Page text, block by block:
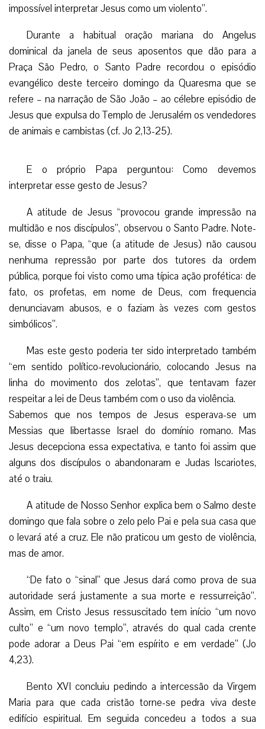
impossível interpretar Jesus como um violento”.
Durante a habitual oração mariana do Angelus
dominical da janela de seus aposentos que dão para a
Praça São Pedro, o Santo Padre recordou o episódio
evangélico deste terceiro domingo da Quaresma que se
refere – na narração de São João – ao célebre episódio de
Jesus que expulsa do Templo de Jerusalém os vendedores
de animais e cambistas (cf. Jo 2,13-25).
E o próprio Papa perguntou: Como devemos
interpretar esse gesto de Jesus?
A atitude de Jesus “provocou grande impressão na
multidão e nos discípulos”, observou o Santo Padre. Note-
se, disse o Papa, “que (a atitude de Jesus) não causou
nenhuma repressão por parte dos tutores da ordem
pública, porque foi visto como uma típica ação profética: de
fato, os profetas, em nome de Deus, com frequencia
denunciavam abusos, e o faziam às vezes com gestos
simbólicos”.
Mas este gesto poderia ter sido interpretado também
“em sentido político-revolucionário, colocando Jesus na
linha do movimento dos zelotas”, que tentavam fazer
respeitar a lei de Deus também com o uso da violência.
Sabemos que nos tempos de Jesus esperava-se um
Messias que libertasse Israel do domínio romano. Mas
Jesus decepciona essa expectativa, e tanto foi assim que
alguns dos discípulos o abandonaram e Judas Iscariotes,
até o traiu.
A atitude de Nosso Senhor explica bem o Salmo deste
domingo que fala sobre o zelo pelo Pai e pela sua casa que
o levará até a cruz. Ele não praticou um gesto de violência,
mas de amor.
“De fato o “sinal” que Jesus dará como prova de sua
autoridade será justamente a sua morte e ressurreição”.
Assim, em Cristo Jesus ressuscitado tem início “um novo
culto” e “um novo templo”, através do qual cada crente
pode adorar a Deus Pai “em espírito e em verdade” (Jo
4,23).
Bento XVI concluiu pedindo a intercessão da Virgem
Maria para que cada cristão torne-se pedra viva deste
edifício espiritual. Em seguida concedeu a todos a sua